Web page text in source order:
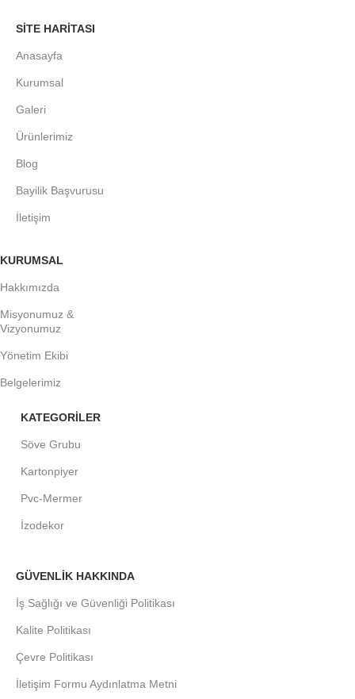
SITE HARITASI
Anasayfa
Kurumsal
Galeri
Ürünlerimiz
Blog
Bayilik Başvurusu
İletişim
KURUMSAL
Hakkımızda
Misyonumuz &
Vizyonumuz
Yönetim Ekibi
Belgelerimiz
KATEGORİLER
Söve Grubu
Kartonpiyer
Pvc-Mermer
İzodekor
GÜVENLİK HAKKINDA
İş Sağlığı ve Güvenliği Politikası
Kalite Politikası
Çevre Politikası
İletişim Formu Aydınlatma Metni